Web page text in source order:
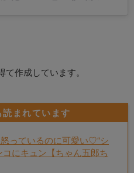
作成しています。
まれています
怒っているのに可愛い♡“シ
コにキュン【ちゃん五郎ち